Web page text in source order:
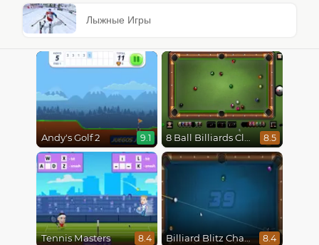
Лыжные Игры
Andy's Golf 2 9.1 8 Ball Billiards Classic 8.5
Tennis Masters 8.4 Billiard Blitz Challenge 8.4